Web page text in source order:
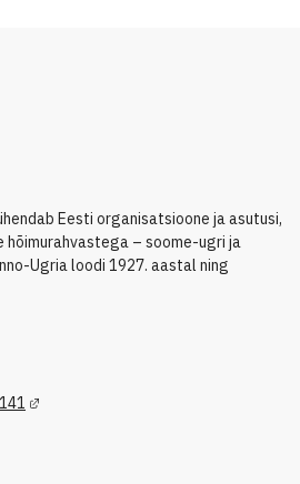
Eesti organisatsioone ja asutusi,
– soome-ugri ja
Ugria loodi 1927. aastal ning